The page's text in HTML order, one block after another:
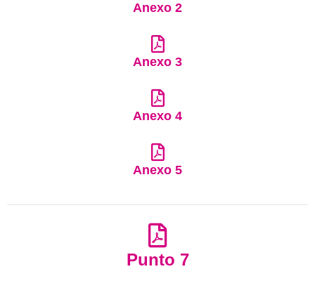
Anexo 2
Anexo 3
Anexo 4
Anexo 5
Punto 7